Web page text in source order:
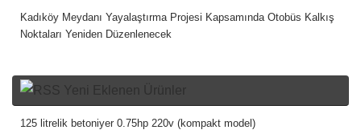
Kadıköy Meydanı Yayalaştırma Projesi Kapsamında Otobüs Kalkış
Noktaları Yeniden Düzenlenecek
Yeni Eklenen Ürünler
125 litrelik betoniyer 0.75hp 220v (kompakt model)